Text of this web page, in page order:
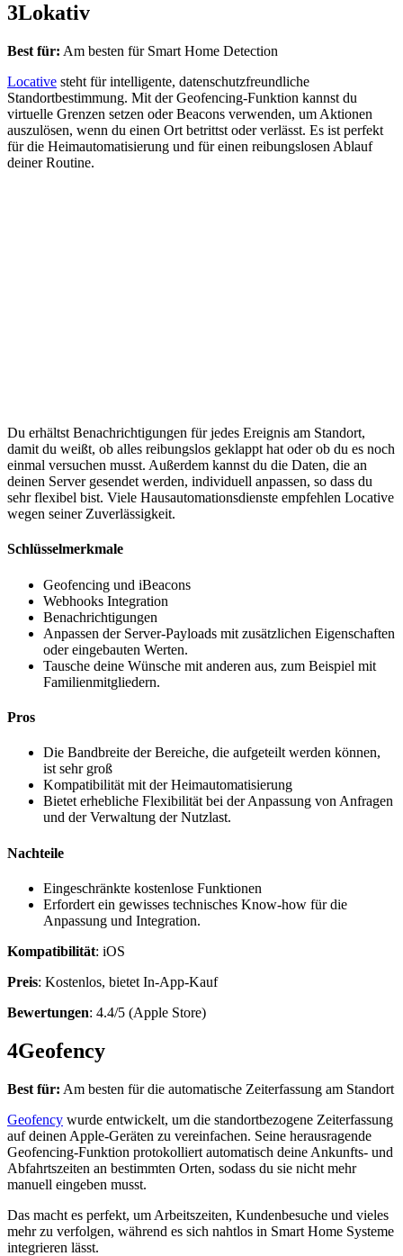
3Lokativ
Best für: Am besten für Smart Home Detection
Locative steht für intelligente, datenschutzfreundliche
Standortbestimmung. Mit der Geofencing-Funktion kannst du
virtuelle Grenzen setzen oder Beacons verwenden, um Aktionen
auszulösen, wenn du einen Ort betrittst oder verlässt. Es ist perfekt
für die Heimautomatisierung und für einen reibungslosen Ablauf
deiner Routine.
Du erhältst Benachrichtigungen für jedes Ereignis am Standort,
damit du weißt, ob alles reibungslos geklappt hat oder ob du es noch
einmal versuchen musst. Außerdem kannst du die Daten, die an
deinen Server gesendet werden, individuell anpassen, so dass du
sehr flexibel bist. Viele Hausautomationsdienste empfehlen Locative
wegen seiner Zuverlässigkeit.
Schlüsselmerkmale
Geofencing und iBeacons
Webhooks Integration
Benachrichtigungen
Anpassen der Server-Payloads mit zusätzlichen Eigenschaften
oder eingebauten Werten.
Tausche deine Wünsche mit anderen aus, zum Beispiel mit
Familienmitgliedern.
Pros
Die Bandbreite der Bereiche, die aufgeteilt werden können,
ist sehr groß
Kompatibilität mit der Heimautomatisierung
Bietet erhebliche Flexibilität bei der Anpassung von Anfragen
und der Verwaltung der Nutzlast.
Nachteile
Eingeschränkte kostenlose Funktionen
Erfordert ein gewisses technisches Know-how für die
Anpassung und Integration.
Kompatibilität: iOS
Preis: Kostenlos, bietet In-App-Kauf
Bewertungen: 4.4/5 (Apple Store)
4Geofency
Best für: Am besten für die automatische Zeiterfassung am Standort
Geofency wurde entwickelt, um die standortbezogene Zeiterfassung
auf deinen Apple-Geräten zu vereinfachen. Seine herausragende
Geofencing-Funktion protokolliert automatisch deine Ankunfts- und
Abfahrtszeiten an bestimmten Orten, sodass du sie nicht mehr
manuell eingeben musst.
Das macht es perfekt, um Arbeitszeiten, Kundenbesuche und vieles
mehr zu verfolgen, während es sich nahtlos in Smart Home Systeme
integrieren lässt.